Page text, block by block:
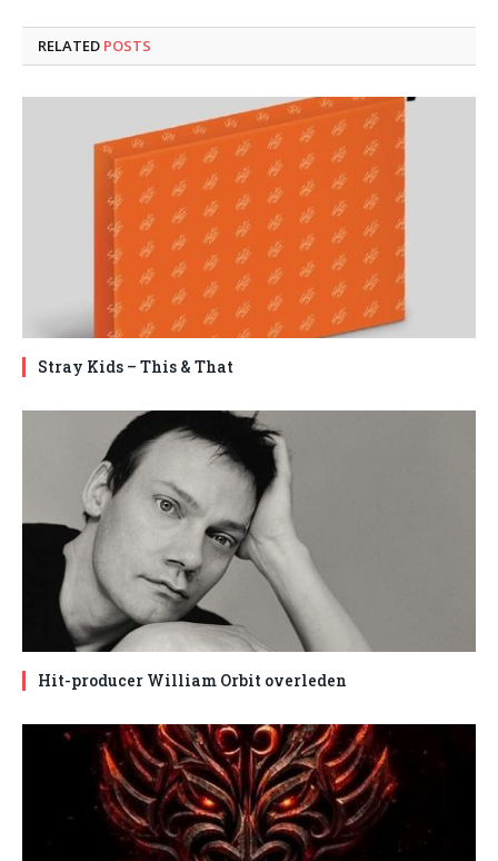
RELATED POSTS
Stray Kids – This & That
Hit-producer William Orbit overleden